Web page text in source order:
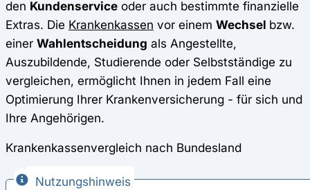
den Kundenservice oder auch bestimmte finanzielle
Extras. Die Krankenkassen vor einem Wechsel bzw.
einer Wahlentscheidung als Angestellte,
Auszubildende, Studierende oder Selbstständige zu
vergleichen, ermöglicht Ihnen in jedem Fall eine
Optimierung Ihrer Krankenversicherung - für sich und
Ihre Angehörigen.
Krankenkassenvergleich nach Bundesland
Nutzungshinweis